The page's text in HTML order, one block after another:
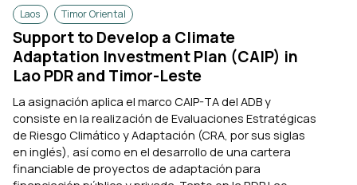
Laos Timor Oriental
Support to Develop a Climate
Adaptation Investment Plan (CAIP) in
Lao PDR and Timor-Leste
La asignación aplica el marco CAIP-TA del ADB y
consiste en la realización de Evaluaciones Estratégicas
de Riesgo Climático y Adaptación (CRA, por sus siglas
en inglés), así como en el desarrollo de una cartera
financiable de proyectos de adaptación para